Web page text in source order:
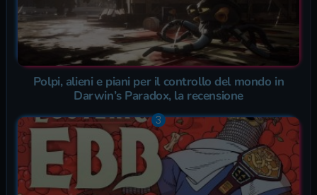
Polpi, alieni e piani per il controllo del mondo in
Darwin’s Paradox, la recensione